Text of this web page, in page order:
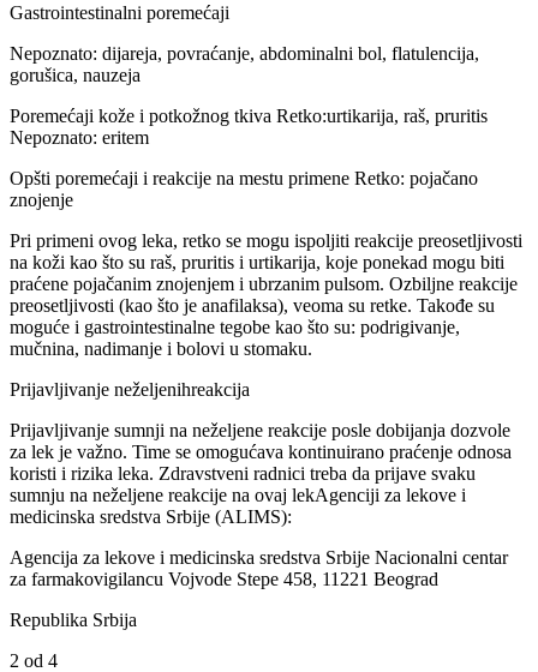
Gastrointestinalni poremećaji
Nepoznato: dijareja, povraćanje, abdominalni bol, flatulencija,
gorušica, nauzeja
Poremećaji kože i potkožnog tkiva Retko:urtikarija, raš, pruritis
Nepoznato: eritem
Opšti poremećaji i reakcije na mestu primene Retko: pojačano
znojenje
Pri primeni ovog leka, retko se mogu ispoljiti reakcije preosetljivosti
na koži kao što su raš, pruritis i urtikarija, koje ponekad mogu biti
praćene pojačanim znojenjem i ubrzanim pulsom. Ozbiljne reakcije
preosetljivosti (kao što je anafilaksa), veoma su retke. Takođe su
moguće i gastrointestinalne tegobe kao što su: podrigivanje,
mučnina, nadimanje i bolovi u stomaku.
Prijavljivanje neželjenihreakcija
Prijavljivanje sumnji na neželjene reakcije posle dobijanja dozvole
za lek je važno. Time se omogućava kontinuirano praćenje odnosa
koristi i rizika leka. Zdravstveni radnici treba da prijave svaku
sumnju na neželjene reakcije na ovaj lekAgenciji za lekove i
medicinska sredstva Srbije (ALIMS):
Agencija za lekove i medicinska sredstva Srbije Nacionalni centar
za farmakovigilancu Vojvode Stepe 458, 11221 Beograd
Republika Srbija
2 od 4